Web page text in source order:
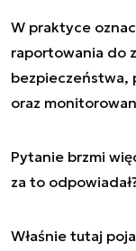
W praktyce
raportowania do
bezpieczeństwa,
oraz
Pytanie brzmi
za to
Właśnie tutaj